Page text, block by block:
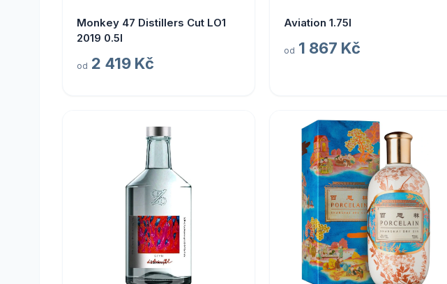
Monkey 47 Distillers Cut LO1
2019 0.5l
od 2 419 Kč
Aviation 1.75l
od 1 867 Kč